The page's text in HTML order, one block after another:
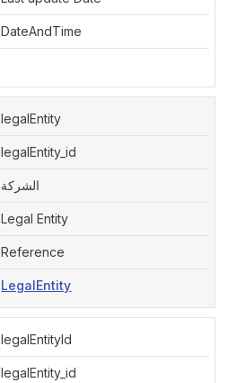
DateAndTime
legalEntity
legalEntity_id
الشركة
Legal Entity
Reference
LegalEntity
legalEntityId
legalEntity_id